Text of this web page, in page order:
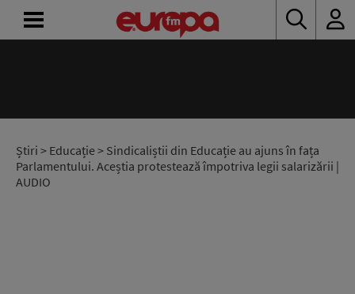
Știri > Educație> Sindicaliștii din Educație au ajuns în fața
Parlamentului. Aceștia protestează împotriva legii salarizării |
AUDIO
RADIO
CONCURSURI